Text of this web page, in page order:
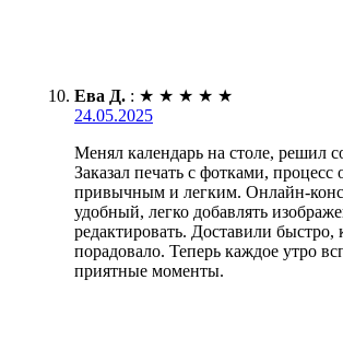
Ева Д. : ★ ★ ★ ★ ★
24.05.2025
Менял календарь на столе, решил
Заказал печать с фотками, процесс
привычным и легким. Онлайн-
удобный, легко добавлять
редактировать. Доставили быстро,
порадовало. Теперь каждое утро
приятные моменты.